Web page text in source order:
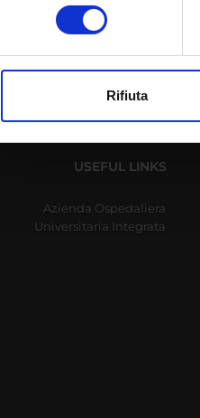
digitali).
modificare o ritirare il tuo
che hanno raccolto dal tuo
Rifiuta
USEFUL LINKS
Azienda Ospedaliera
Universitaria Integrata